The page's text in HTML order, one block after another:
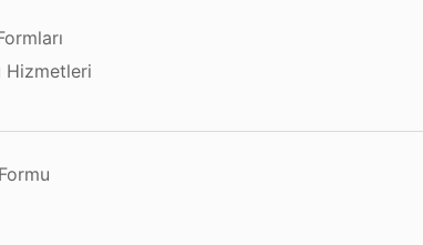
Hizmetleri